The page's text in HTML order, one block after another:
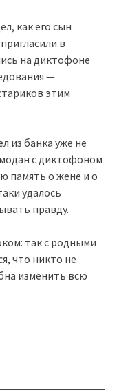
как его сын
в
на диктофоне
—
этим
из банка уже не
с диктофоном
память о жене и о
удалось
правду.
так с родными
что никто не
изменить всю